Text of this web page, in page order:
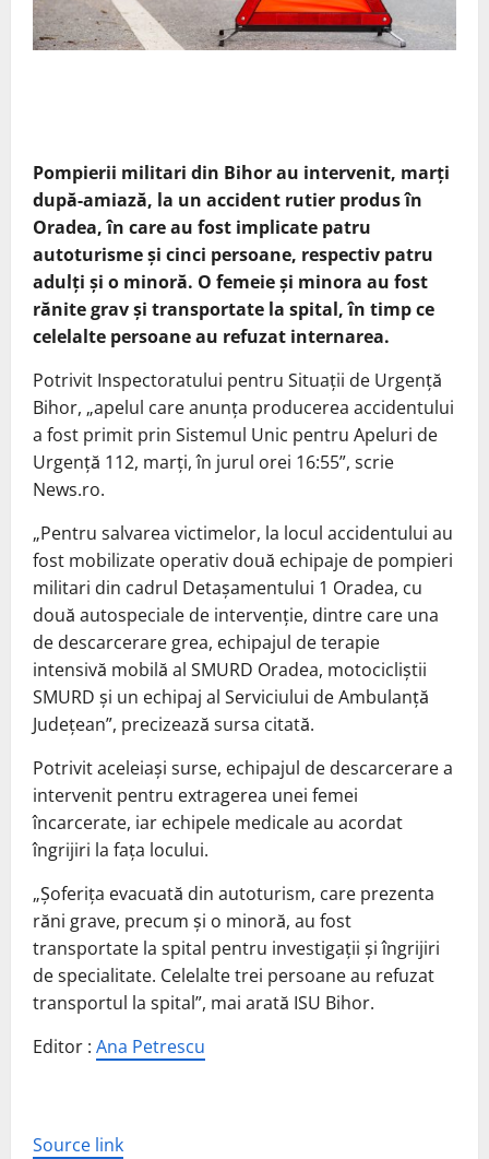
Pompierii militari din Bihor au intervenit, marți
după-amiază, la un accident rutier produs în
Oradea, în care au fost implicate patru
autoturisme și cinci persoane, respectiv patru
adulți și o minoră. O femeie și minora au fost
rănite grav și transportate la spital, în timp ce
celelalte persoane au refuzat internarea.
Potrivit Inspectoratului pentru Situații de Urgență
Bihor, „apelul care anunţa producerea accidentului
a fost primit prin Sistemul Unic pentru Apeluri de
Urgenţă 112, marţi, în jurul orei 16:55”, scrie
News.ro.
„Pentru salvarea victimelor, la locul accidentului au
fost mobilizate operativ două echipaje de pompieri
militari din cadrul Detaşamentului 1 Oradea, cu
două autospeciale de intervenţie, dintre care una
de descarcerare grea, echipajul de terapie
intensivă mobilă al SMURD Oradea, motocicliştii
SMURD şi un echipaj al Serviciului de Ambulanţă
Judeţean”, precizează sursa citată.
Potrivit aceleiași surse, echipajul de descarcerare a
intervenit pentru extragerea unei femei
încarcerate, iar echipele medicale au acordat
îngrijiri la fața locului.
„Şoferiţa evacuată din autoturism, care prezenta
răni grave, precum şi o minoră, au fost
transportate la spital pentru investigaţii şi îngrijiri
de specialitate. Celelalte trei persoane au refuzat
transportul la spital”, mai arată ISU Bihor.
Editor : Ana Petrescu
Source link